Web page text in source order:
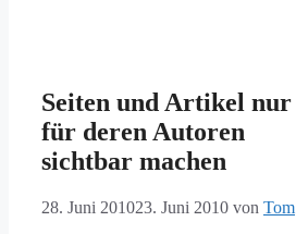
Seiten und Artikel nur
für deren Autoren
sichtbar machen
28. Juni 201023. Juni 2010 von Tom